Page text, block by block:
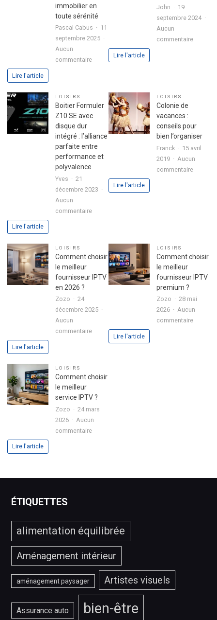
de
motivation
chicken
immobilier en
toute sérénité
Pascal Cabus
11
septembre 2025
Aucun
commentairesur
réussir
son
premier
investissement
immobilier
en
toute
Lire l'article
John
19
septembre 2024
Aucun
commentairesur
Lire l'article
LOISIRS
Boitier Formuler
Z10 SE avec
disque dur
intégré : l’alliance
parfaite entre
performance et
polyvalence
Yves
21
décembre 2023
Aucun
commentairesur
SE
disque
:
parfaite
Lire l'article
LOISIRS
Colonie de
vacances :
conseils pour
bien l’organiser
Franck
15 avril
2019
Aucun
commentairesur
Lire l'article
LOISIRS
Comment choisir
le meilleur
fournisseur IPTV
en 2026 ?
Zozo
24
décembre 2025
Aucun
commentairesur
Comment
meilleur
IPTV
Lire l'article
LOISIRS
Comment choisir
le meilleur
fournisseur IPTV
premium ?
Zozo
28 mai
2026
Aucun
commentairesur
Lire l'article
LOISIRS
Comment choisir
le meilleur
service IPTV ?
Zozo
24 mars
2026
Aucun
commentairesur
Lire l'article
ÉTIQUETTES
alimentation équilibrée
Aménagement intérieur
aménagement paysager Artistes visuels
Assurance auto bien-être